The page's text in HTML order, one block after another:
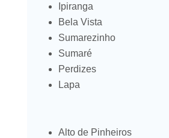
Ipiranga
Bela Vista
Sumarezinho
Sumaré
Perdizes
Lapa
Alto de Pinheiros